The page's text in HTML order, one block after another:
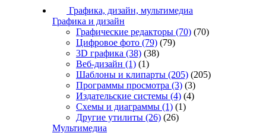
Графика, дизайн, мультимедиа
Графика и дизайн
Графические редакторы (70) (70)
Цифровое фото (79) (79)
3D графика (38) (38)
Веб-дизайн (1) (1)
Шаблоны и клипарты (205) (205)
Программы просмотра (3) (3)
Издательские системы (4) (4)
Схемы и диаграммы (1) (1)
Другие утилиты (26) (26)
Мультимедиа